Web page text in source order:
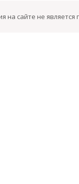
на сайте не является